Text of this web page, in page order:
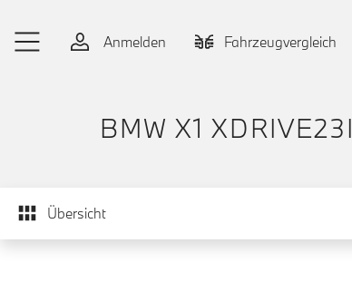
Anmelden
Fahrzeugvergleich
BMW X1 XDRIVE23I
Übersicht